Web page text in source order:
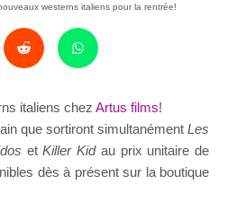
westerns italiens pour la rentrée!
italiens chez Artus films!
que sortiront simultanément Les
etKiller Kidau prix unitaire de
dès à présent sur la boutique